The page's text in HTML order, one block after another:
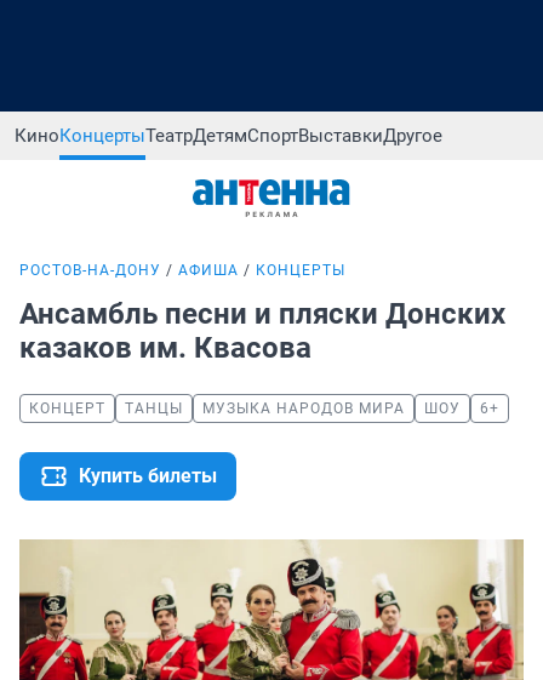
КиноКонцертыТеатрДетямСпортВыставкиДругое
РОСТОВ-НА-ДОНУ АФИША КОНЦЕРТЫ
Ансамбль песни и пляски Донских
казаков им. Квасова
КОНЦЕРТ ТАНЦЫ МУЗЫКА НАРОДОВ МИРА ШОУ 6+
Купить билеты